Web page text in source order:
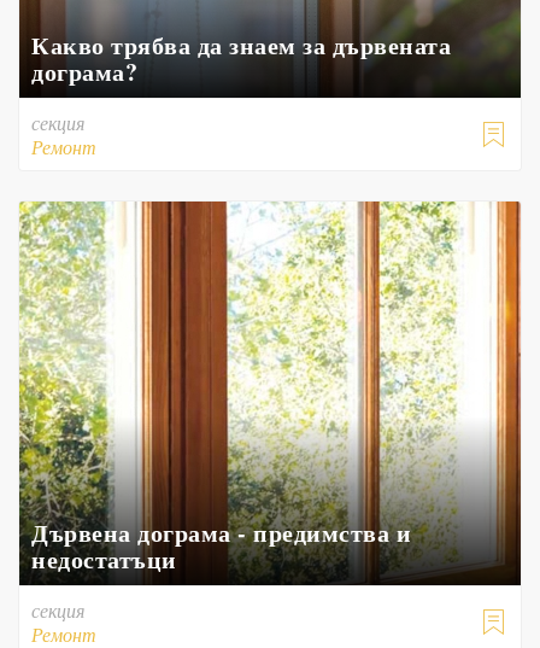
Какво трябва да знаем за дървената
дограма?

секция
Ремонт
Дървена дограма - предимства и
недостатъци

секция
Ремонт